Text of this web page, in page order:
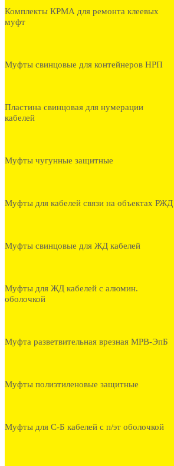
Комплекты КРМА для ремонта клеевых
муфт
Муфты свинцовые для контейнеров НРП
Пластина свинцовая для нумерации
кабелей
Муфты чугунные защитные
Муфты для кабелей связи на объектах РЖД
Муфты свинцовые для ЖД кабелей
Муфты для ЖД кабелей с алюмин.
оболочкой
Муфта разветвительная врезная МРВ-ЭпБ
Муфты полиэтиленовые защитные
Муфты для С-Б кабелей с п/эт оболочкой